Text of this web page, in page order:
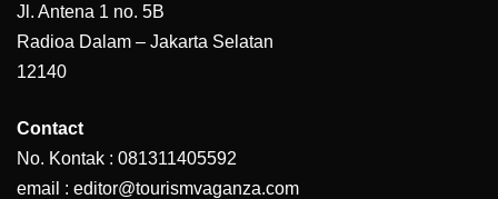
Jl. Antena 1 no. 5B
Radioa Dalam – Jakarta Selatan
12140
Contact
No. Kontak : 081311405592
email : editor@tourismvaganza.com